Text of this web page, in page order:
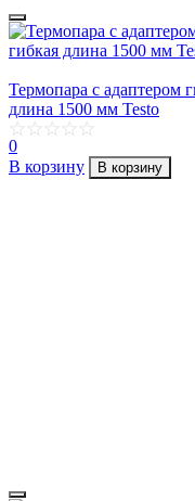
Термопара с адаптером
длина 1500 мм Testo
0
В корзину
В корзину